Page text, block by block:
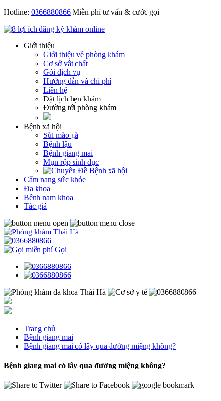
Hotline: 0366880866 Miễn phí tư vấn & cước gọi
Giới thiệu
Giới thiệu về phòng khám
Cơ sở vật chất
Gói dịch vụ
Hướng dẫn và chi phí
Liên hệ
Đặt lịch hẹn khám
Đường tới phòng khám
Bệnh xã hội
Sùi mào gà
Bệnh lậu
Bệnh giang mai
Mụn rộp sinh dục
Cẩm nang sức khỏe
Đa khoa
Bệnh nam khoa
Tác giả
Gọi
Trang chủ
Bệnh giang mai
Bệnh giang mai có lây qua đường miệng không?
Bệnh giang mai có lây qua đường miệng không?